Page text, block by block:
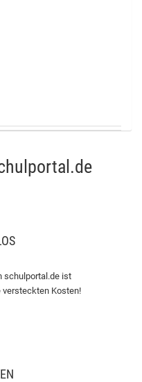
schulportal.de ist
Kosten!